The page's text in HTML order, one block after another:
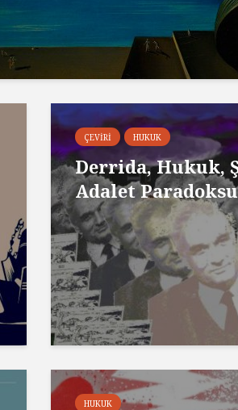
ÇEVIRI HUKUK
Derrida, Hukuk,
Adalet Paradoksu
HUKUK